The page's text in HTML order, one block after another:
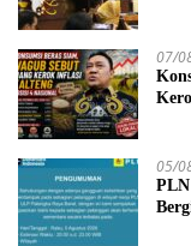
07/
05/